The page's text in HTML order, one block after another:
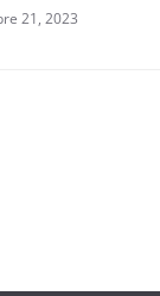
21, 2023